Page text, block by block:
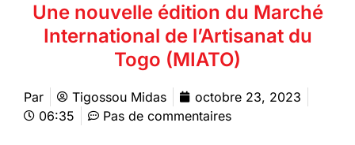
Une nouvelle édition du Marché
International de l’Artisanat du
Togo (MIATO)
Par Tigossou Midas
octobre 23, 2023
06:35
Pas de commentaires